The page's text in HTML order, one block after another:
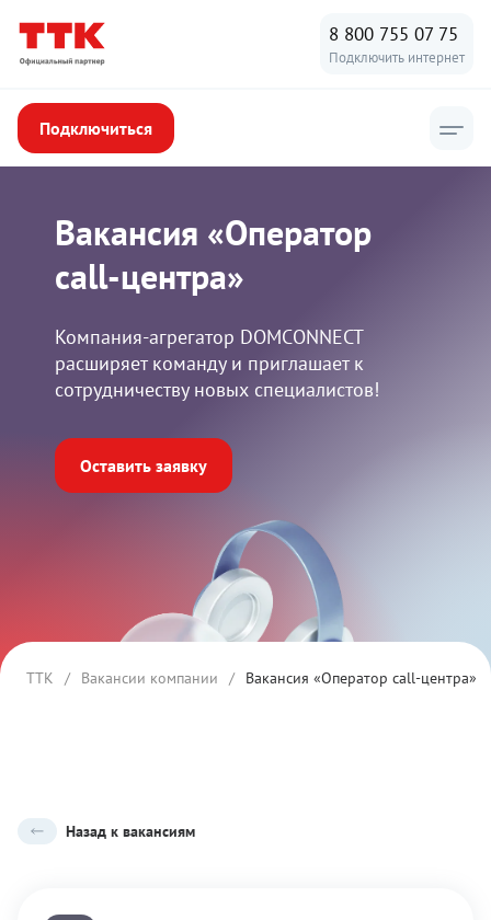
8 800 755 07 75
Подключить интернет
Подключиться
Вакансия «Оператор
call-центра»
Компания-агрегатор DOMCONNECT
расширяет команду и приглашает к
сотрудничеству новых специалистов!
Оставить заявку
ТТК / Вакансии компании / Вакансия «Оператор call-центра»
Назад к вакансиям